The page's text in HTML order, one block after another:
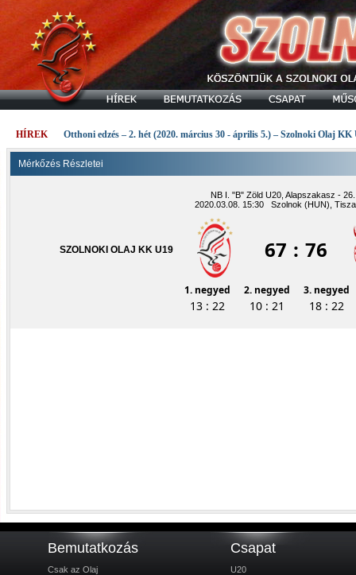
HÍREK Otthoni edzés – 2. hét (2020. március 30 - április 5.) – Szolnoki Olaj KK
Mérkőzés Részletei
NB I. "B" Zöld U20, Alapszakasz -
2020.03.08. 15:30 Szolnok (HUN),
SZOLNOKI OLAJ KK U19 67 : 76
1. negyed 2. negyed 3. negyed
13 : 22 10 : 21 18 : 22
Bemutatkozás
Csak az Olaj
Csapat
U20